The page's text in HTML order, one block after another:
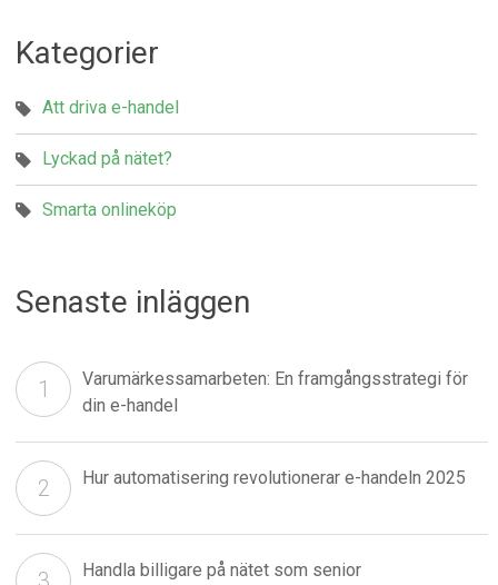
Kategorier
Att driva e-handel
Lyckad på nätet?
Smarta onlineköp
Senaste inläggen
Varumärkessamarbeten: En framgångsstrategi för
din e-handel
Hur automatisering revolutionerar e-handeln 2025
Handla billigare på nätet som senior